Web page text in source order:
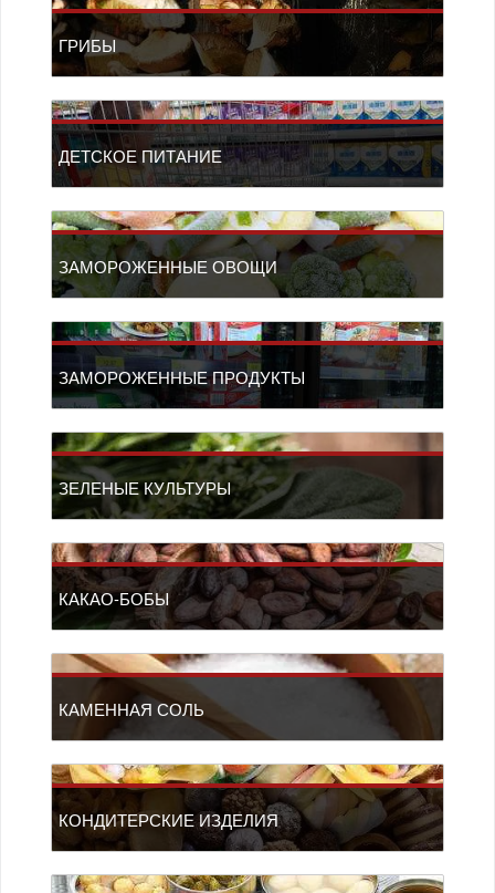
ГРИБЫ
ДЕТСКОЕ ПИТАНИЕ
ЗАМОРОЖЕННЫЕ ОВОЩИ
ЗАМОРОЖЕННЫЕ ПРОДУКТЫ
ЗЕЛЕНЫЕ КУЛЬТУРЫ
КАКАО-БОБЫ
КАМЕННАЯ СОЛЬ
КОНДИТЕРСКИЕ ИЗДЕЛИЯ